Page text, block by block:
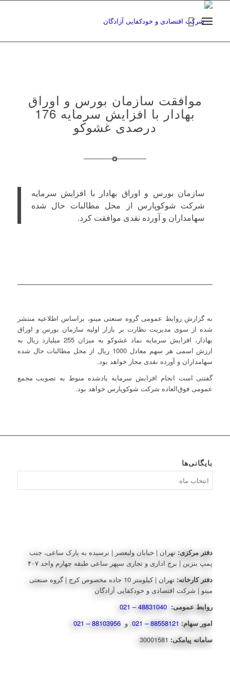
موافقت سازمان بورس و اوراق
بهادار با افزایش سرمایه 176
درصدی غشوکو
سازمان بورس و اوراق بهادار با افزایش سرمایه
شرکت شوکوپارس از محل مطالبات حال شده
سهامداران و آورده نقدی موافقت کرد.
به گزارش روابط عمومی گروه صنعتی مینو، براساس اطلاعیه منتشر
شده از سوی مدیریت نظارت بر بازار اولیه سازمان بورس و اوراق
بهادار، افزایش سرمایه نماد غشوکو به میزان 255 میلیارد ریال به
ارزش اسمی هر سهم معادل 1000 ریال از محل مطالبات حال شده
سهامداران و آورده نقدی مجاز خواهد بود.
گفتنی است انجام افزایش سرمایه یادشده منوط به تصویب مجمع
عمومی فوق‌العاده شرکت شوکوپارس خواهد بود.
بایگانی‌ها
دفتر مرکزی: تهران | خیابان ولیعصر | نرسیده به پارک ساعی، جنب
پمپ بنزین | برج اداری و تجاری سپهر ساعی طبقه چهارم واحد ۴۰۷
دفتر کارخانه:
تهران | کیلومتر 10 جاده مخصوص کرج | گروه صنعتی
مینو | شرکت اقتصادی و خودکفایی آزادگان
روابط عمومی:
امور سهام: 88558121 – 021 و
سامانه پیامکی: